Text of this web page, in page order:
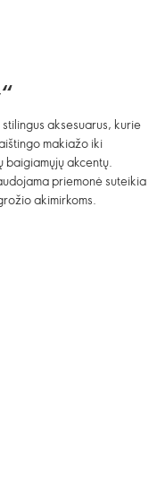
aksesuarus, kurie
makiažo iki
baigiamųjų akcentų.
priemonė suteikia
akimirkoms.